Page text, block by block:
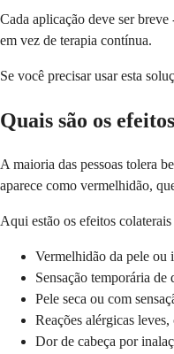
Cada aplicação deve ser
em vez de terapia contínua.
Se você precisar usar esta
Quais são os
A maioria das pessoas tolera
aparece como vermelhidão,
Aqui estão os efeitos
Vermelhidão da pele ou
Sensação temporária de
Pele seca ou com
Reações alérgicas
Dor de cabeça por